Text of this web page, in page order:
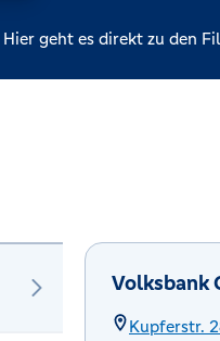
Hier geht es direkt zu den
Volksbank
Kupferstr.